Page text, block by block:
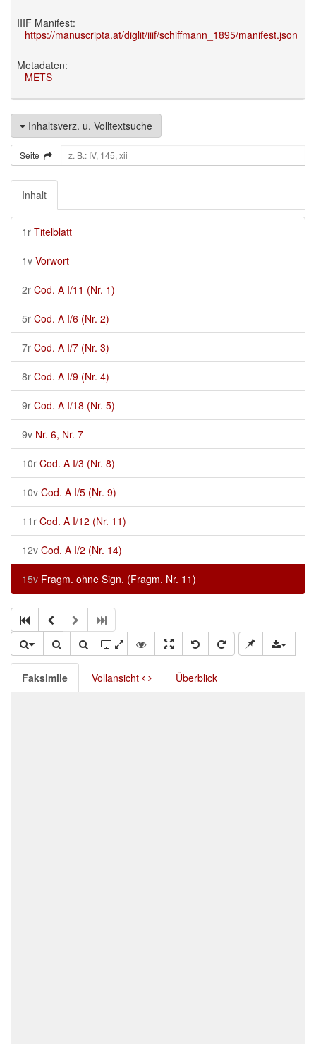
IIIF Manifest:
https://manuscripta.at/diglit/iiif/schiffmann_1895/manifest.json
Metadaten:
METS
Inhaltsverz. u. Volltextsuche
Seite
Inhalt
1r Titelblatt
1v Vorwort
2r Cod. A I/11 (Nr. 1)
5r Cod. A I/6 (Nr. 2)
7r Cod. A I/7 (Nr. 3)
8r Cod. A I/9 (Nr. 4)
9r Cod. A I/18 (Nr. 5)
9v Nr. 6, Nr. 7
10r Cod. A I/3 (Nr. 8)
10v Cod. A I/5 (Nr. 9)
11r Cod. A I/12 (Nr. 11)
12v Cod. A I/2 (Nr. 14)
15v Fragm. ohne Sign. (Fragm. Nr. 11)
Faksimile Vollansicht Überblick